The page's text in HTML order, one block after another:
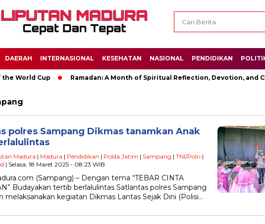
DAERAH INTERNASIONAL KESEHATAN NASIONAL PENDIDIKAN
Cup Ramadan: A Month of Spiritual Reflection, Devotion, and
polres Sampang Dikmas tanamkan Anak
Madura | Madura | Pendidikan | Polda Jatim | Sampang | TNI/Polri |
| Selasa, 18 Maret 2025 - 08:23 WIB
(Sampang) – Dengan tema “TEBAR CINTA
Budayakan tertib berlalulintas Satlantas polres Sampang
melaksanakan kegiatan Dikmas Lantas Sejak Dini (Polisi…